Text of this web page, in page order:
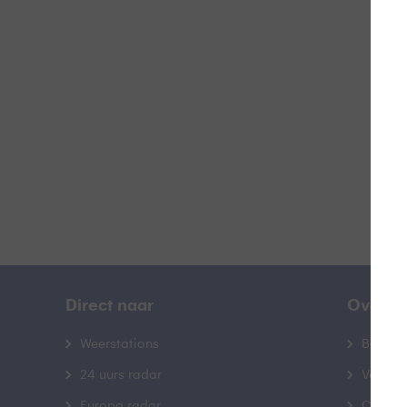
Direct naar
Weerstations
24 uurs radar
Over